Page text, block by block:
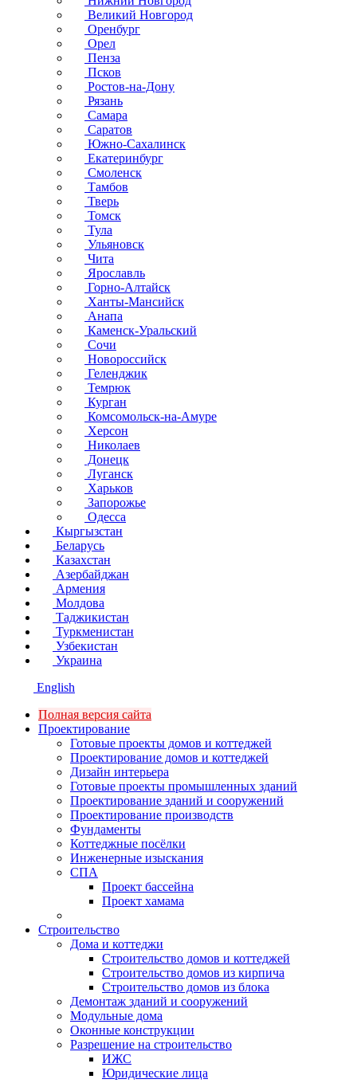
Великий Новгород
Оренбург
Орел
Пенза
Псков
Ростов-на-Дону
Рязань
Самара
Саратов
Южно-Сахалинск
Екатеринбург
Смоленск
Тамбов
Тверь
Томск
Тула
Ульяновск
Чита
Ярославль
Горно-Алтайск
Ханты-Мансийск
Анапа
Каменск-Уральский
Сочи
Новороссийск
Геленджик
Темрюк
Курган
Комсомольск-на-Амуре
Херсон
Николаев
Донецк
Луганск
Харьков
Запорожье
Одесса
Кыргызстан
Беларусь
Казахстан
Азербайджан
Армения
Молдова
Таджикистан
Туркменистан
Узбекистан
Украина
English
Полная версия сайта
Проектирование
Готовые проекты домов и коттеджей
Проектирование домов и коттеджей
Дизайн интерьера
Готовые проекты промышленных зданий
Проектирование зданий и сооружений
Проектирование производств
Фундаменты
Коттеджные посёлки
Инженерные изыскания
СПА
Проект бассейна
Проект хамама
Строительство
Дома и коттеджи
Строительство домов и коттеджей
Строительство домов из кирпича
Строительство домов из блока
Демонтаж зданий и сооружений
Модульные дома
Оконные конструкции
Разрешение на строительство
ИЖС
Юридические лица